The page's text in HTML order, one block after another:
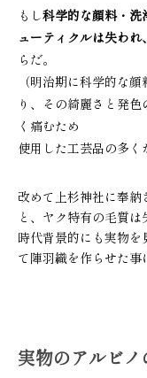
もし科学的な顔料・洗
ューティクルは失わ
らだ。
（明治期に科学的な
り、その綺麗さと発
く痛むため
使用した工芸品の多く
改めて上杉神社に奉
と、ヤク特有の毛質は
時代背景的にも実物
て陣羽織を作らせた事
実物のアルビ